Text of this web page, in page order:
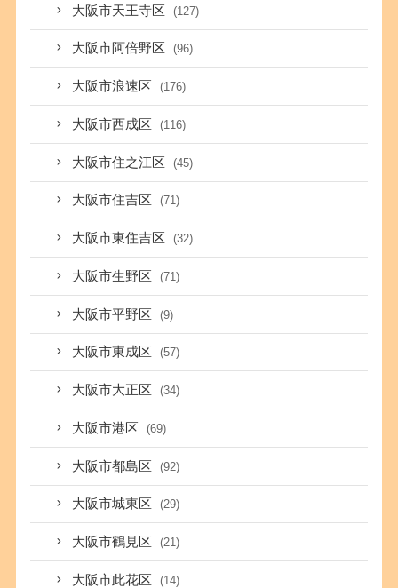
大阪市天王寺区 (127)
大阪市阿倍野区 (96)
大阪市浪速区 (176)
大阪市西成区 (116)
大阪市住之江区 (45)
大阪市住吉区 (71)
大阪市東住吉区 (32)
大阪市生野区 (71)
大阪市平野区 (9)
大阪市東成区 (57)
大阪市大正区 (34)
大阪市港区 (69)
大阪市都島区 (92)
大阪市城東区 (29)
大阪市鶴見区 (21)
大阪市此花区 (14)